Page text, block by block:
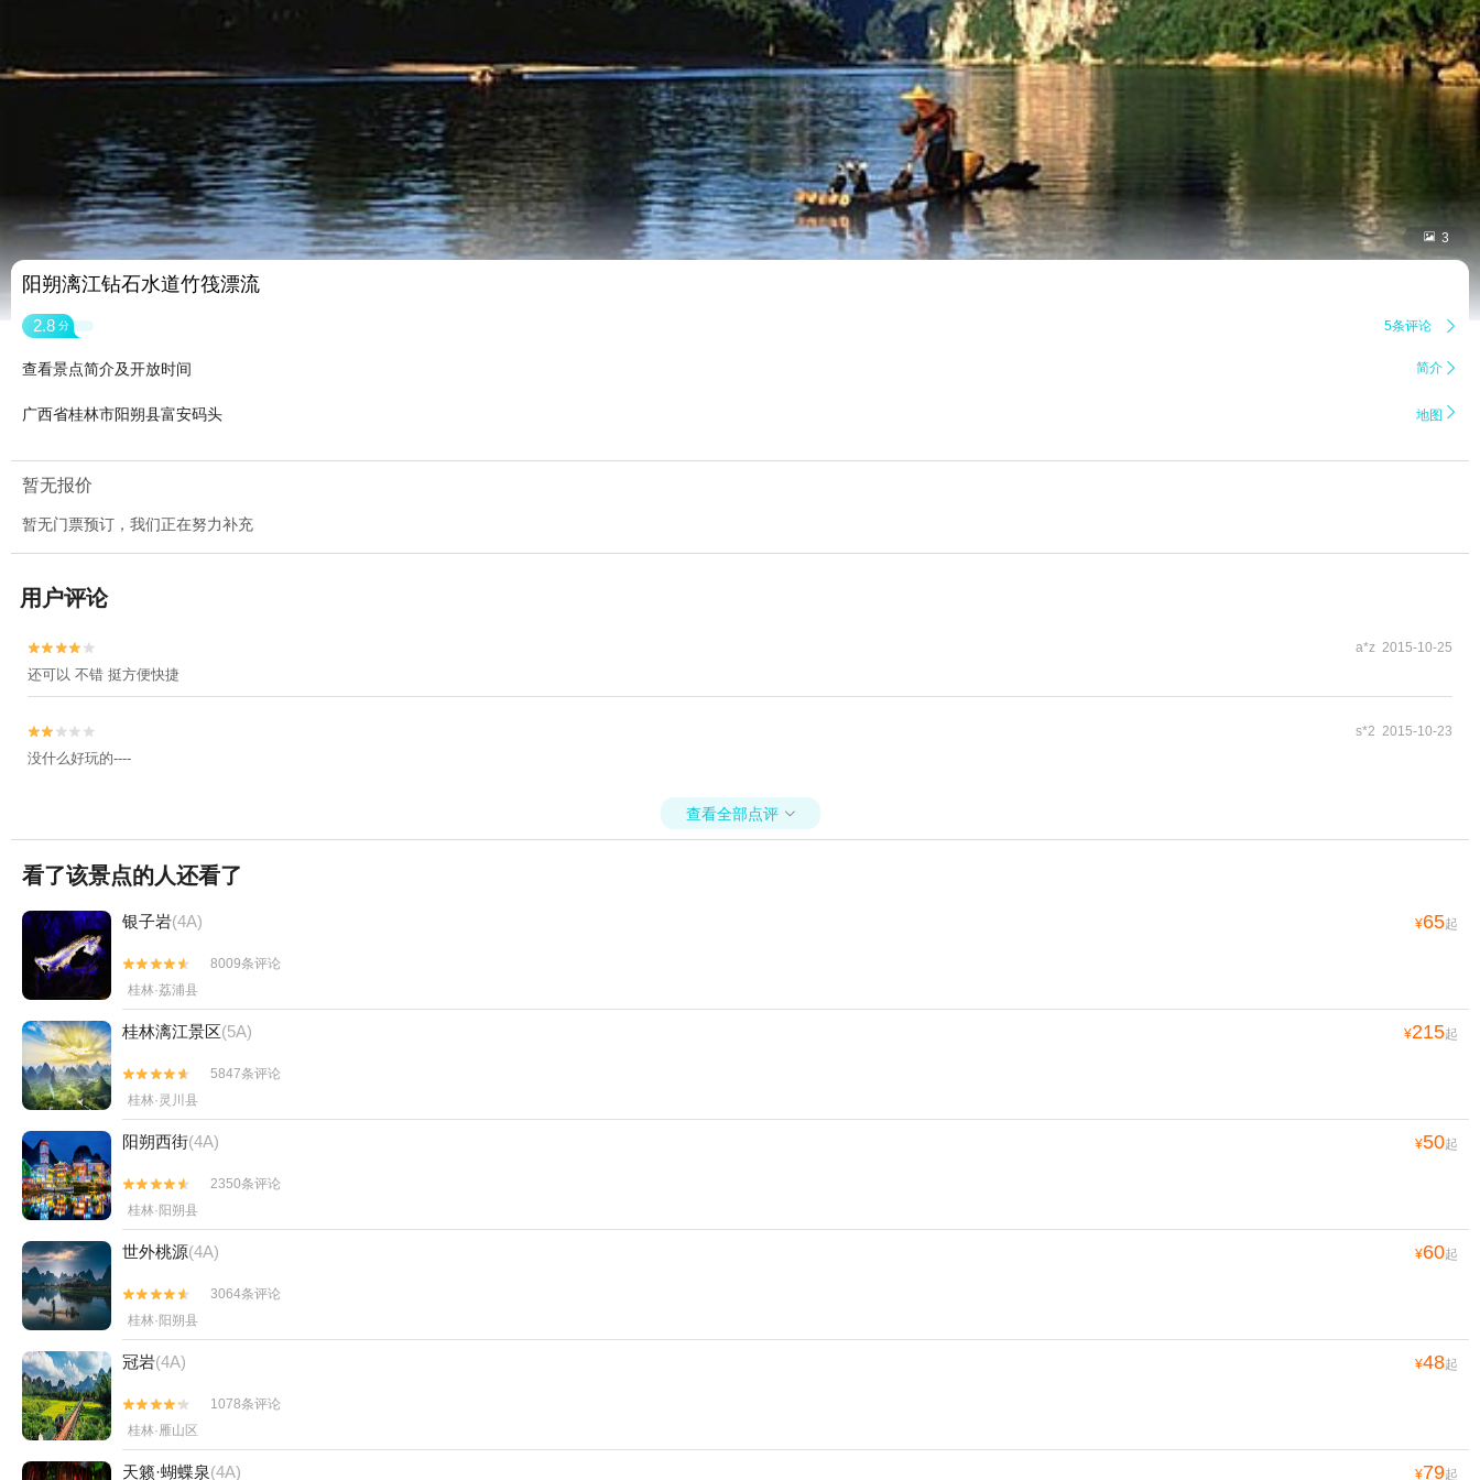
 3
阳朔漓江钻石水道竹筏漂流
2.8 分 5条评论 
查看景点简介及开放时间 简介 
广西省桂林市阳朔县富安码头 地图 
暂无报价
暂无门票预订，我们正在努力补充
用户评论

 a*z 2015-10-25
还可以 不错 挺方便快捷

 s*2 2015-10-23
没什么好玩的----
查看全部点评 
看了该景点的人还看了
银子岩(4A) ¥65起


8009条评论
桂林·荔浦县
桂林漓江景区(5A) ¥215起


5847条评论
桂林·灵川县
阳朔西街(4A) ¥50起


2350条评论
桂林·阳朔县
世外桃源(4A) ¥60起


3064条评论
桂林·阳朔县
冠岩(4A) ¥48起


1078条评论
桂林·雁山区
天籁·蝴蝶泉(4A) ¥79起